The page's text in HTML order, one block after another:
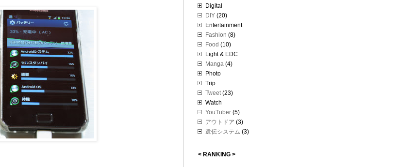
Digital
DIY (20)
Entertainment
Fashion (8)
Food (10)
Light & EDC
Manga (4)
Photo
Trip
Tweet (23)
Watch
YouTuber (5)
アウトドア (3)
遺伝システム (3)
< RANKING >